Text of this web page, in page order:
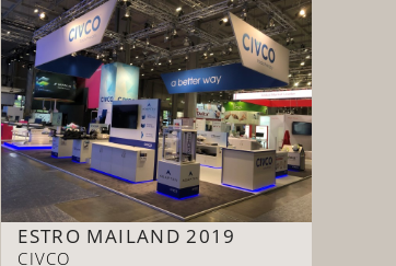
ESTRO MAILAND 2019
CIVCO